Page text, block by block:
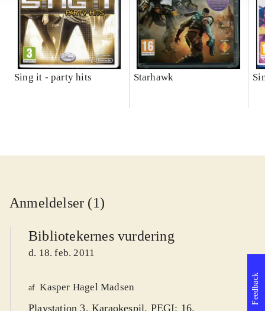
Sing it - party hits Starhawk
Anmeldelser (1)
Bibliotekernes vurdering
d. 18. feb. 2011
af Kasper Hagel Madsen
Playstation 3. Karaokespil. PEGI: 16.
Feedback